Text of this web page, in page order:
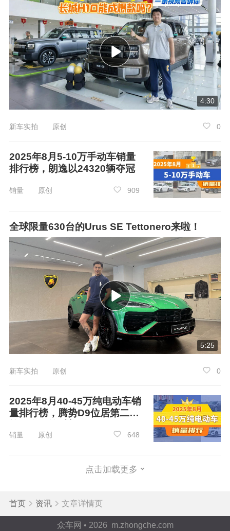
英寸液晶仪表盘、一键启动、手机无线充电、仿
30色氛围灯、11.6英寸副驾驶屏、CarPlay/CarLi
fe/HUAWEI HiCar手机互联、自动防眩目内后视
镜、自动三区空调等丰富配置。高配车型还提供
音响、自适应远近光等豪华配置。
4:30
新车实拍 原创 0
2025年8月5-10万手动车销量
排行榜，朗逸以24320辆夺冠
销量 原创 909
全球限量630台的Urus SE Tettonero来啦！
5:25
新车实拍 原创 0
2025年8月40-45万纯电动车销
量排行榜，腾势D9位居第二，
销量 原创 648
点击加载更多
首页 资讯 文章详情页
众车网 • 2026 m.zhongche.com